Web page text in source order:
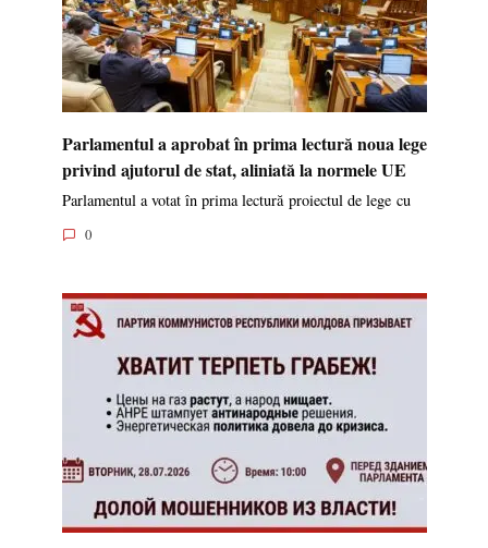
Parlamentul a aprobat în prima lectură noua lege
privind ajutorul de stat, aliniată la normele UE
Parlamentul a votat în prima lectură proiectul de lege cu
0